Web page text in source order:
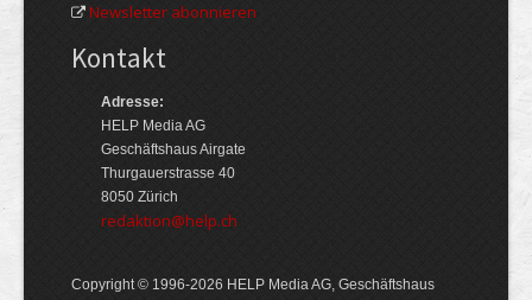
Newsletter abonnieren
Kontakt
Adresse:
HELP Media AG
Geschäftshaus Airgate
Thurgauerstrasse 40
8050 Zürich
redaktion@help.ch
Copyright © 1996-2026 HELP Media AG, Geschäftshaus